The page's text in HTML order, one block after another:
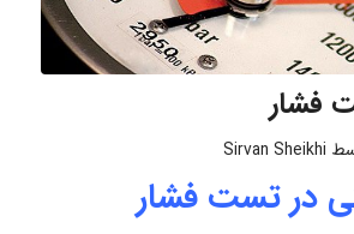
فشار
Sirvan Sheikhi
در تست فشار